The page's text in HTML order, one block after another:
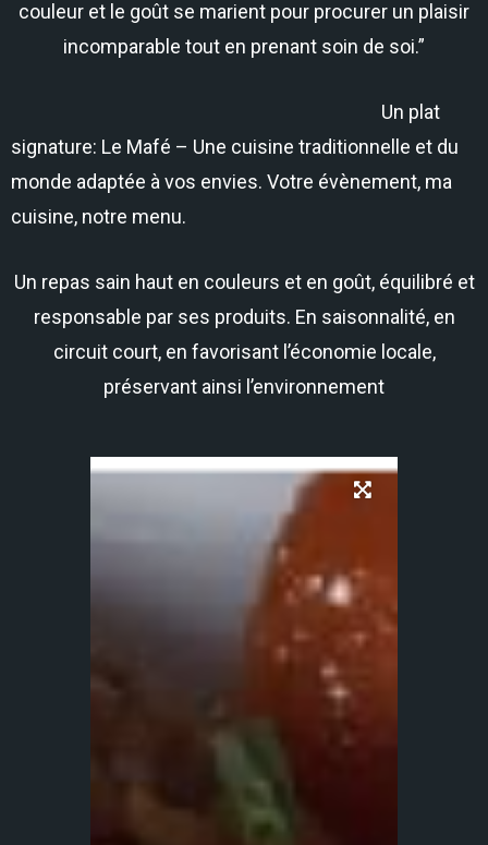
couleur et le goût se marient pour procurer un plaisir
incomparable tout en prenant soin de soi.”
Un plat
signature: Le Mafé – Une cuisine traditionnelle et du
monde adaptée à vos envies. Votre évènement, ma
cuisine, notre menu.
Un repas sain haut en couleurs et en goût, équilibré et
responsable par ses produits. En saisonnalité, en
circuit court, en favorisant l’économie locale,
préservant ainsi l’environnement